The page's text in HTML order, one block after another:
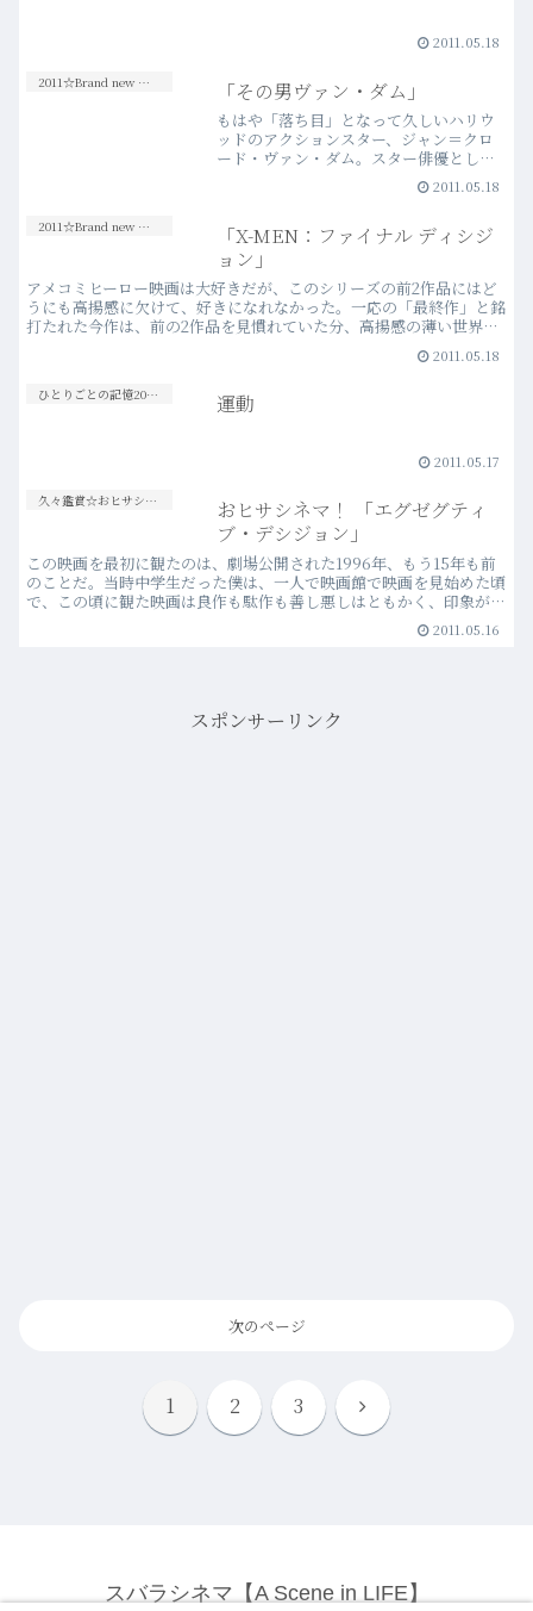
2011.05.18
2011☆Brand new Movies 「その男ヴァン・ダム」
もはや「落ち目」となって久しいハリウ
ッドのアクションスター、ジャン＝クロ
ード・ヴァン・ダム。スター俳優として
下降の一途を辿る自身の境遇を自虐的に
描いた映画に、彼自身が主演するという
られた反面、「ヴァン・ダ…more
2011.05.18
2011☆Brand new Movies
「X-MEN：ファイナル ディシジ
ョン」
アメコミヒーロー映画は大好きだが、このシリーズの前2作品にはど
うにも高揚感に欠けて、好きになれなかった。一応の「最終作」と銘
打たれた今作は、前の2作品を見慣れていた分、高揚感の薄い世界観
にも慣れ、幾分はマシだった。が、やっぱり「好き」という…more
2011.05.18
ひとりごとの記憶20s-30s 運動
2011.05.17
久々鑑賞☆おヒサシネマ！
おヒサシネマ！ 「エグゼグティ
ブ・デシジョン」
この映画を最初に観たのは、劇場公開された1996年、もう15年も前
のことだ。当時中学生だった僕は、一人で映画館で映画を見始めた頃
で、この頃に観た映画は良作も駄作も善し悪しはともかく、印象が強
い。そんな中でも、このアクション映画は“色々な意味…more2011.05.16
スポンサーリンク
次のページ
1 2 3
次
スバラシネマ【A Scene in LIFE】